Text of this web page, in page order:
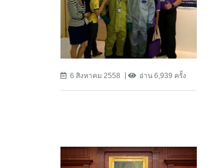
6 สิงหาคม 2558 อ่าน 6,939 ครั้ง